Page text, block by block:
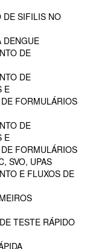
DE SIFILIS NO
DENGUE
DE
DE
E
FORMULÁRIOS
DE
E
FORMULÁRIOS
SVO, UPAS
E FLUXOS DE
TESTE RÁPIDO